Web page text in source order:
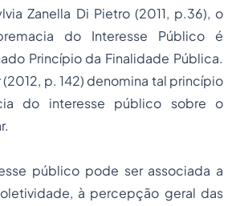
Zanella Di Pietro (2011, p.36), o
do Interesse Público é
Princípio da Finalidade Pública.
p. 142) denomina tal princípio
do interesse público sobre o
público pode ser associada a
à percepção geral das